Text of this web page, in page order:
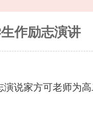
作励志演讲
说家方可老师为